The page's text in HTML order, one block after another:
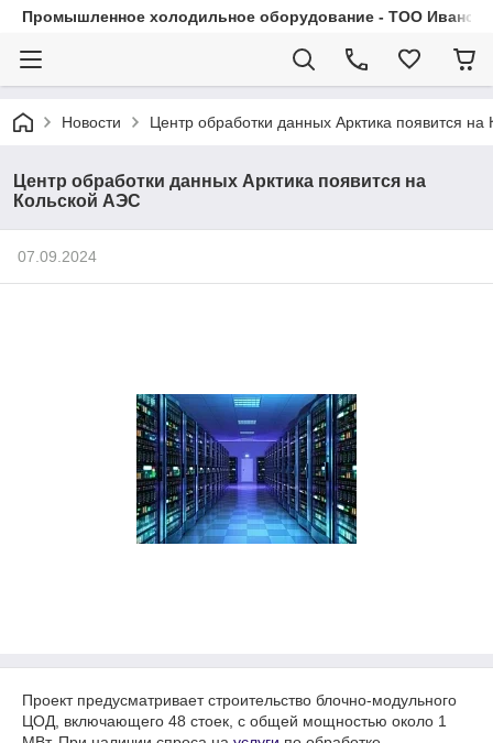
Промышленное холодильное оборудование - ТОО
Новости Центр обработки данных Арктика появится
Центр обработки данных Арктика появится на
Кольской АЭС
07.09.2024
Проект предусматривает строительство блочно-модульного
ЦОД, включающего 48 стоек, с общей мощностью около 1